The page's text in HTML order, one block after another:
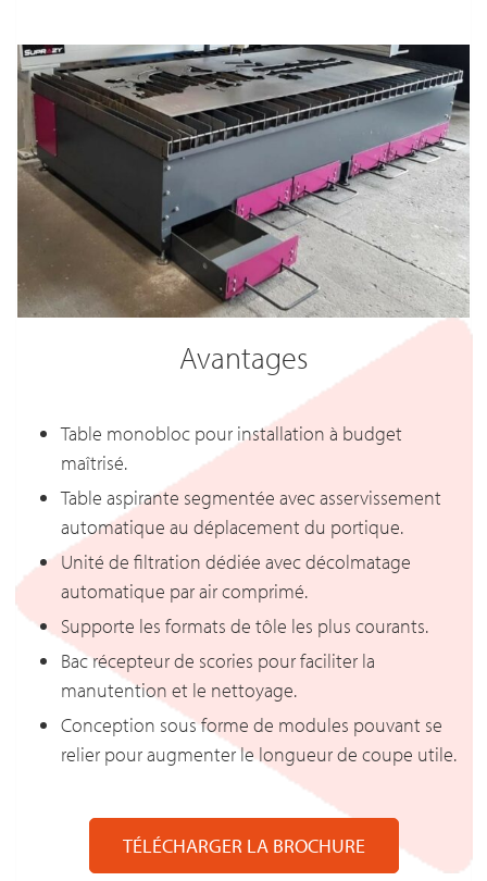
Avantages
Table monobloc pour installation à budget
maîtrisé.
Table aspirante segmentée avec asservissement
automatique au déplacement du portique.
Unité de filtration dédiée avec décolmatage
automatique par air comprimé.
Supporte les formats de tôle les plus courants.
Bac récepteur de scories pour faciliter la
manutention et le nettoyage.
Conception sous forme de modules pouvant se
relier pour augmenter le longueur de coupe utile.
TÉLÉCHARGER LA BROCHURE